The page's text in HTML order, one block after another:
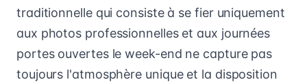
traditionnelle qui consiste à se fier uniquement
aux photos professionnelles et aux journées
portes ouvertes le week-end ne capture pas
toujours l'atmosphère unique et la disposition